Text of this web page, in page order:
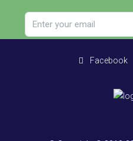
Facebook